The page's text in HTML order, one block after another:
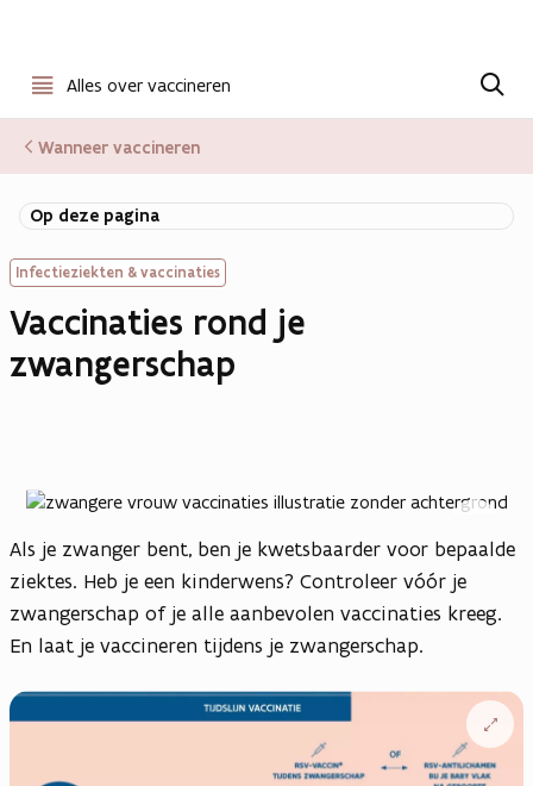
menu
Alles over vaccineren
n
Wanneer vaccineren
Op deze pagina
Infectieziekten & vaccinaties
Vaccinaties rond je
zwangerschap
Open
weergave
Als je zwanger bent, ben je kwetsbaarder voor bepaalde
ziektes. Heb je een kinderwens? Controleer vóór je
zwangerschap of je alle aanbevolen vaccinaties kreeg.
En laat je vaccineren tijdens je zwangerschap.
Open
vergrote